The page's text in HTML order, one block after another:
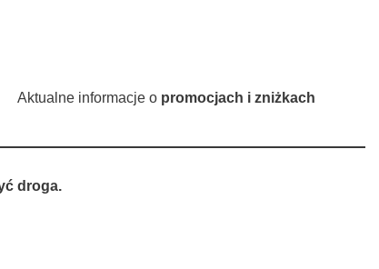
Aktualne informacje o promocjach i zniżkach
droga.